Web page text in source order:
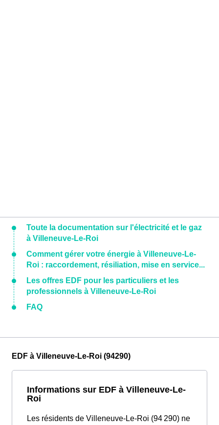
Toute la documentation sur l'électricité et le gaz
à Villeneuve-Le-Roi
Comment gérer votre énergie à Villeneuve-Le-
Roi : raccordement, résiliation, mise en service...
Les offres EDF pour les particuliers et les
professionnels à Villeneuve-Le-Roi
FAQ
EDF à Villeneuve-Le-Roi (94290)
Informations sur EDF à Villeneuve-Le-
Roi
Les résidents de Villeneuve-Le-Roi (94 290) ne